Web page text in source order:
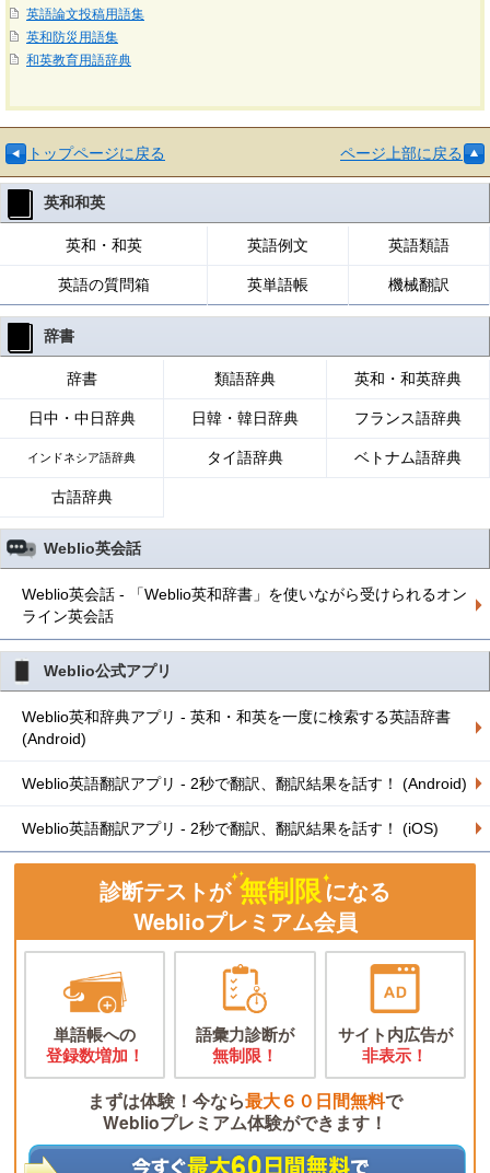
英語論文投稿用語集
英和防災用語集
和英教育用語辞典
トップページに戻る ページ上部に戻る
英和和英
英和・和英 英語例文 英語類語
英語の質問箱 英単語帳 機械翻訳
辞書
辞書 類語辞典 英和・和英辞典
日中・中日辞典 日韓・韓日辞典 フランス語辞典
インドネシア語辞典 タイ語辞典 ベトナム語辞典
古語辞典
Weblio英会話
Weblio英会話 - 「Weblio英和辞書」を使いながら受けられるオン
ライン英会話
Weblio公式アプリ
Weblio英和辞典アプリ - 英和・和英を一度に検索する英語辞書
(Android)
Weblio英語翻訳アプリ - 2秒で翻訳、翻訳結果を話す！ (Android)
Weblio英語翻訳アプリ - 2秒で翻訳、翻訳結果を話す！ (iOS)
診断テストが 無制限になる
Weblioプレミアム会員
単語帳への
登録数増加！
語彙力診断が
無制限！
サイト内広告が
非表示！
まずは体験！今なら最大６０日間無料で
Weblioプレミアム体験ができます！